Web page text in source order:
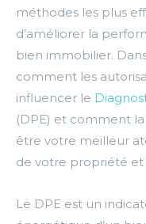
méthodes les plus
d’améliorer la
bien immobilier.
comment les
influencer le
(DPE) et comment
être votre meilleur
de votre propriété et
Le DPE est un